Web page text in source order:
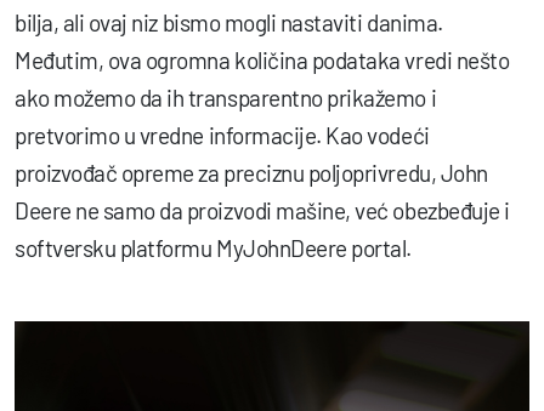
bilja, ali ovaj niz bismo mogli nastaviti danima.
Međutim, ova ogromna količina podataka vredi nešto
ako možemo da ih transparentno prikažemo i
pretvorimo u vredne informacije. Kao vodeći
proizvođač opreme za preciznu poljoprivredu, John
Deere ne samo da proizvodi mašine, već obezbeđuje i
softversku platformu MyJohnDeere portal.